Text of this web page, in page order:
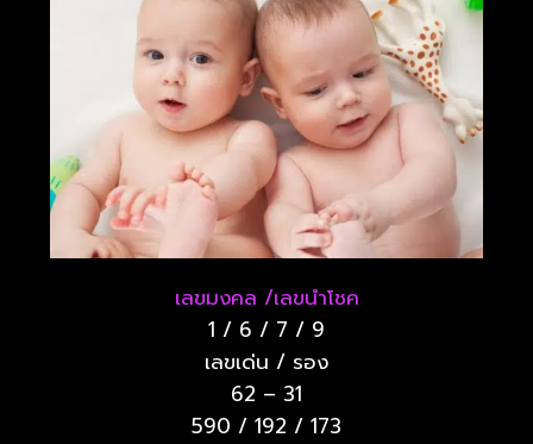
เลขมงคล /เลขนำโชค
1 / 6 / 7 / 9
เลขเด่น / รอง
62 – 31
590 / 192 / 173